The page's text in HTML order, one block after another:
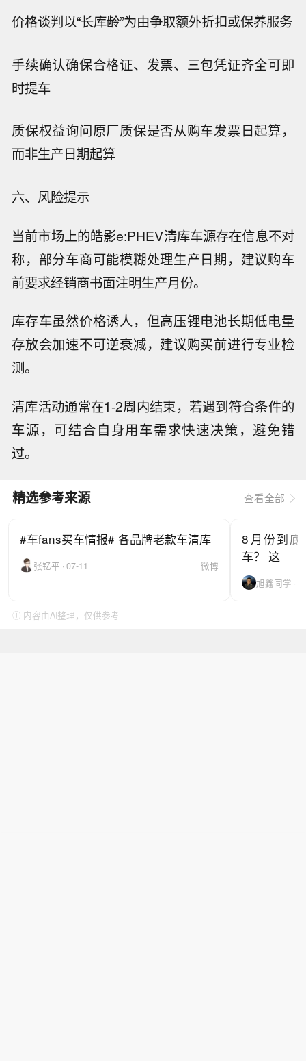
价格谈判以“长库龄”为由争取额外折扣或保养服务
手续确认确保合格证、发票、三包凭证齐全可即
时提车
质保权益询问原厂质保是否从购车发票日起算，
而非生产日期起算
六、风险提示
当前市场上的皓影e:PHEV清库车源存在信息不对
称，部分车商可能模糊处理生产日期，建议购车
前要求经销商书面注明生产月份。
库存车虽然价格诱人，但高压锂电池长期低电量
存放会加速不可逆衰减，建议购买前进行专业检
测。
清库活动通常在1-2周内结束，若遇到符合条件的
车源，可结合自身用车需求快速决策，避免错
过。
精选参考来源 查看全部
#车fans买车情报# 各品牌老款车清库
张钇平 · 07-11 微博
8月份到
车？ 这
旭鑫同学 ·
ⓘ 内容由AI整理，仅供参考